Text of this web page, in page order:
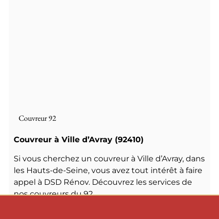
Couvreur 92
Couvreur à Ville d’Avray (92410)
Si vous cherchez un couvreur à Ville d’Avray, dans
les Hauts-de-Seine, vous avez tout intérêt à faire
appel à DSD Rénov. Découvrez les services de
nos couvreurs du 92.